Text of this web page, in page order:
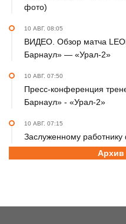
фото)
10 АВГ. 08:05
ВИДЕО. Обзор матча
Барнаул» — «Урал-2»
10 АВГ. 07:50
Пресс-конференция
Барнаул» - «Урал-2»
10 АВГ. 07:15
Заслуженному
Татьяне Вараксиной – 70
Архив